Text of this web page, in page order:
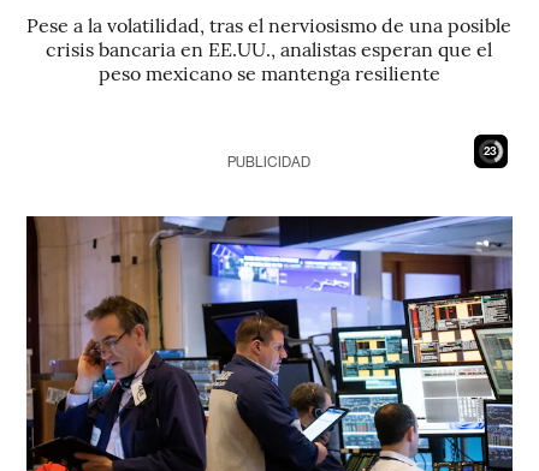
Pese a la volatilidad, tras el nerviosismo de una posible
crisis bancaria en EE.UU., analistas esperan que el
peso mexicano se mantenga resiliente
22
PUBLICIDAD